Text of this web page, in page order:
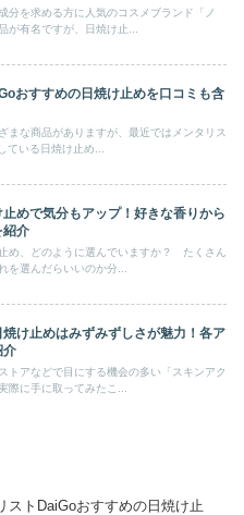
分を求める方に人気のコスメブランド「ノ
が有名ですが、日焼け止...
おすすめの日焼け止めを口コミも含
まな商品がありますが、最近ではメンタリス
ている日焼け止め...
めで気分もアップ！好きな香りから
紹介
め、どのように選んでいますか？ たくさん
を選んだらいいのか分...
焼け止めはみずみずしさが魅力！各ア
介
トアなどで目にする機会の多い「スキンアク
際に手に取ってみたこ...
ストDaiGoおすすめの日焼け止